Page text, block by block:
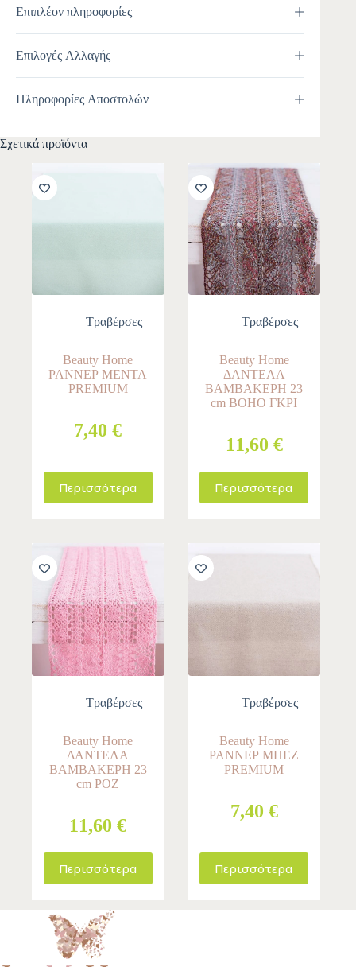
Επιπλέον πληροφορίες
Επιλογές Αλλαγής
Πληροφορίες Αποστολών
Σχετικά προϊόντα
Τραβέρσες
Beauty Home
ΡΑΝΝΕΡ ΜΕΝΤΑ
PREMIUM
7,40 €
Περισσότερα
Τραβέρσες
Beauty Home
ΔΑΝΤΕΛΑ
ΒΑΜΒΑΚΕΡΗ 23
cm BOHO ΓΚΡΙ
11,60 €
Περισσότερα
Τραβέρσες
Beauty Home
ΔΑΝΤΕΛΑ
ΒΑΜΒΑΚΕΡΗ 23
cm ΡΟΖ
11,60 €
Περισσότερα
Τραβέρσες
Beauty Home
ΡΑΝΝΕΡ ΜΠΕΖ
PREMIUM
7,40 €
Περισσότερα